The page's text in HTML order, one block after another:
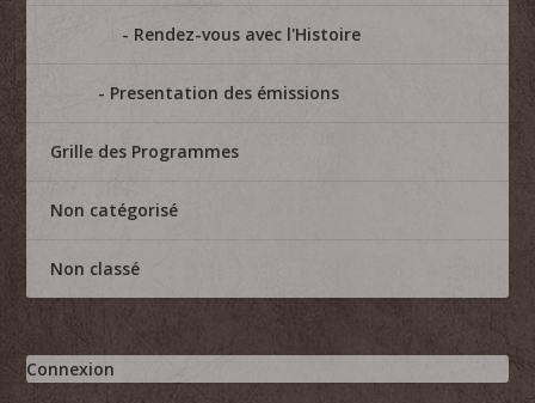
Rendez-vous avec l'Histoire
Presentation des émissions
Grille des Programmes
Non catégorisé
Non classé
Connexion